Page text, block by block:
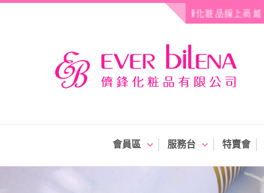
Skip
歡迎光臨! 儕鋒化粧品線上商城
會員區 服務台 特賣會